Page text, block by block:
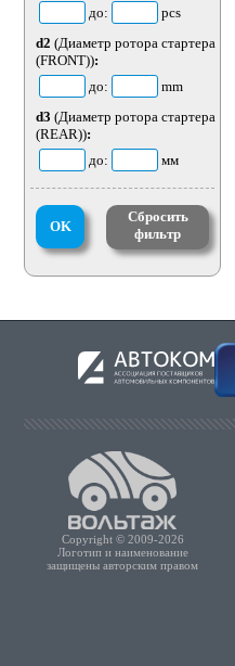
до:
pcs
d2 (Диаметр ротора стартера
(FRONT)):
до:
mm
d3 (Диаметр ротора стартера
(REAR)):
до:
мм
OK
Сбросить
фильтр
Copyright © 2009-2026
Логотип и наименование
защищены авторским правом